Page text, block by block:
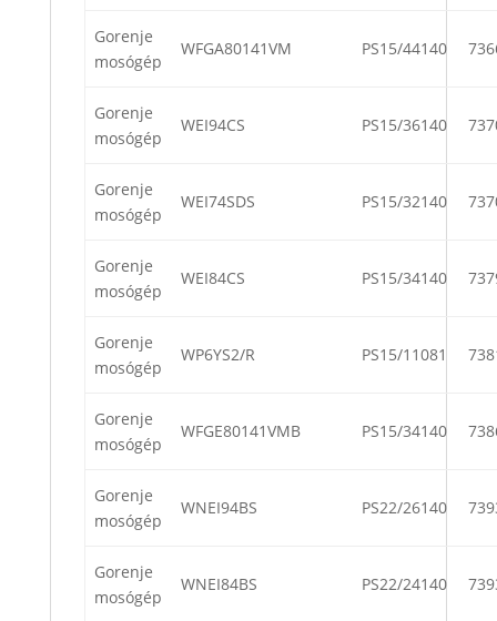
Gorenje
mosógép
WFGA80141VM PS15/44140
Gorenje
mosógép
WEI94CS PS15/36140
Gorenje
mosógép
WEI74SDS PS15/32140
Gorenje
mosógép
WEI84CS PS15/34140
Gorenje
mosógép
WP6YS2/R PS15/11081
Gorenje
mosógép
WFGE80141VMB PS15/34140
Gorenje
mosógép
WNEI94BS PS22/26140
Gorenje
mosógép
WNEI84BS PS22/24140